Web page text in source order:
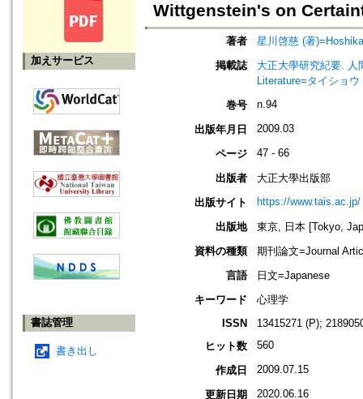
加えサービス
書誌管理
書き出し
Wittgenstein's on
著者
星川啓慈 (著
掲載誌
大正大學研究紀要.
Literature=タイショ
巻号
n.94
出版年月日 2009.03
ページ 47 - 66
出版者
大正大學出版部
出版サイト
https://www.tais.ac.jp/
出版地
東京, 日本 [Tokyo,
資料の種類
期刊論文=Journal
言語
日文=Japanese
キーワード
心理学
ISSN
13415271 (P);
ヒット数
560
作成日 2009.07.15
更新日期 2020.06.16